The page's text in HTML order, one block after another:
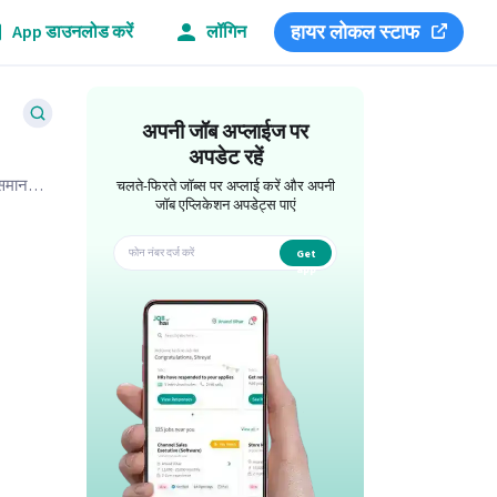
App डाउनलोड करें लॉगिन हायर लोकल स्टाफ
अपनी जॉब अप्लाईज पर
अपडेट रहें
चलते-फिरते जॉब्स पर अप्लाई करें और अपनी
जॉब एप्लिकेशन अपडेट्स पाएं
Get
app